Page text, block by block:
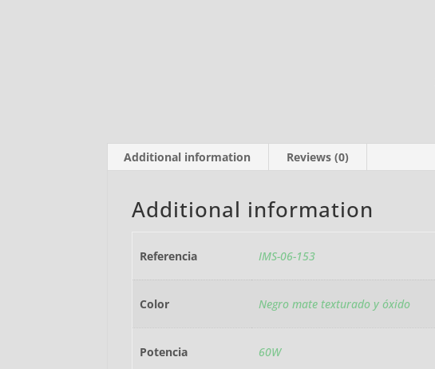
Additional information Reviews (0)
Additional information
Referencia IMS-06-153
Color Negro mate texturado y óxido
Potencia 60W